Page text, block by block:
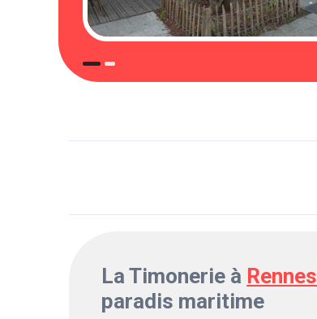
La Timonerie à Rennes
paradis maritime